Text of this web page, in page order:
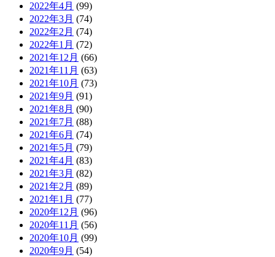
2022年4月 (99)
2022年3月 (74)
2022年2月 (74)
2022年1月 (72)
2021年12月 (66)
2021年11月 (63)
2021年10月 (73)
2021年9月 (91)
2021年8月 (90)
2021年7月 (88)
2021年6月 (74)
2021年5月 (79)
2021年4月 (83)
2021年3月 (82)
2021年2月 (89)
2021年1月 (77)
2020年12月 (96)
2020年11月 (56)
2020年10月 (99)
2020年9月 (54)